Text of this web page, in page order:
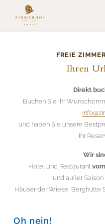
DER ZIRMERHOF
TRADITION ·
KÜCHE · RESTAURANT
HISTORISCHER
KUNST · KULTUR
ZIMMER & SUITEN
SEMINARE &
AUSTRAGUNGSORT
YOGA RETREAT •
INNEHALTEN • BIRGIT
TÖPFER-RETREAT •
SOMMERFRISCHE
BREATHWALK
YOGA AM MITTWOCH
TRAUMSTRASSEN
WINTERZAUBER
WÄLDER
PRODUKTE DES HOFES
RADOIN 1560
RADOIN 1560 WEINGUT
NATUR-WALDBESITZ
FREIE
Ihren
Direkt
Buchen Sie Ihr
und haben Sie unsere
Ihr
Wir
Hotel und Restaurant
und außer
Häuser der Wiese, Berghütte
Oh nein!